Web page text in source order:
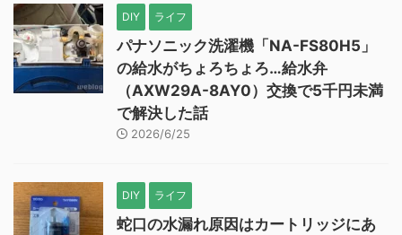
DIY ライフ
パナソニック洗濯機「NA-FS80H5」
の給水がちょろちょろ…給水弁
（AXW29A-8AY0）交換で5千円未満
で解決した話
2026/6/25
DIY ライフ
蛇口の水漏れ原因はカートリッジにあ